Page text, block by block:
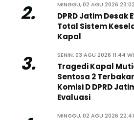
2. MINGGU, 02 AGU 2026
DPRD Jatim Desak
Total Sistem
Kapal
3. SENIN, 03 AGU 2026 11:44
Tragedi Kapal
Sentosa 2
Komisi D DPRD
Evaluasi
MINGGU, 02 AGU 2026